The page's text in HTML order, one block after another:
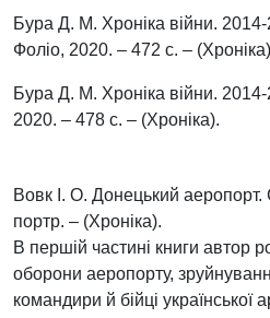
Бура Д. М. Хроніка війни.
Фоліо, 2020. – 472 с. –
Бура Д. М. Хроніка війни. 2014-
2020. – 478 с. – (Хроніка).
Вовк І. О. Донецький
портр. – (Хроніка).
В першій частині книги автор
оборони аеропорту,
командири й бійці